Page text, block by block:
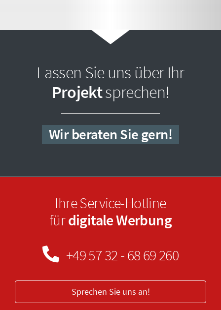
Lassen Sie uns über Ihr
Projektsprechen!
Wir beraten Sie gern!
Ihre Service-Hotline
fürdigitale Werbung
+49 57 32 - 68 69 260
Sprechen Sie uns an!